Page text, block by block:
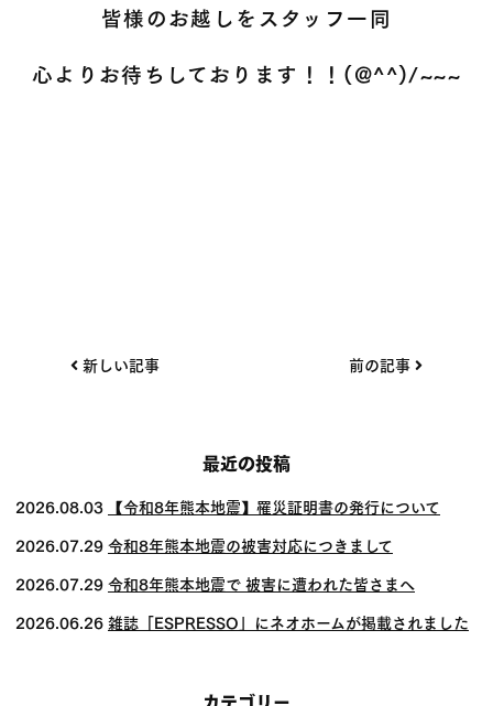
皆様のお越しをスタッフ一同
心よりお待ちしております！！(@^^)/~~~
投
ゲー
ショ
ン
前の記事
新しい記事
最近の投稿
2026.08.03 【令和8年熊本地震】罹災証明書の発行について
2026.07.29令和8年熊本地震の被害対応につきまして
2026.07.29令和8年熊本地震で 被害に遭われた皆さまへ
2026.06.26雑誌「ESPRESSO」にネオホームが掲載されました